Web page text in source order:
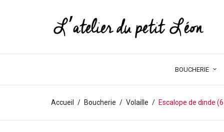
BOUCHERIE
Accueil Boucherie Volaille Escalope de dinde